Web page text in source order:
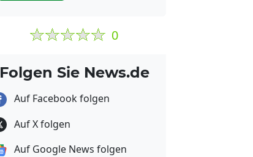
0
Folgen Sie News.de
Auf Facebook folgen
Auf X folgen
Auf Google News folgen